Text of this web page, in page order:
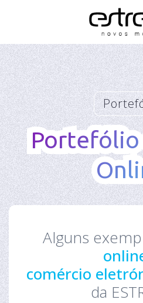
Portefólio
Portefólio
Alguns
comércio
da